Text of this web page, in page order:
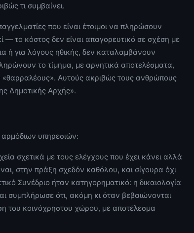
τι συμβαίνει.
που είναι έτοιμοι να πληρώσουν
το κόστος δεν είναι απαγορευτικό σε σχέση με
ή για λόγους ηθικής, δεν καταλαμβάνουν
το τίμημα, με αρνητικά αποτελέσματα,
«θαρραλέους». Αυτούς ακριβώς τους ανθρώπους
Δημοτικής Αρχής».
υπηρεσιών:
σχετικά με τους ελέγχους που έχει κάνει αλλά
στην πράξη σχεδόν καθόλου, και σίγουρα όχι
Συνέδριο ήταν κατηγορηματικό: η δικαιολογία
συμπλήρωσε ότι, ακόμη κι όταν βεβαιώνονται
του κοινόχρηστου χώρου, με αποτέλεσμα